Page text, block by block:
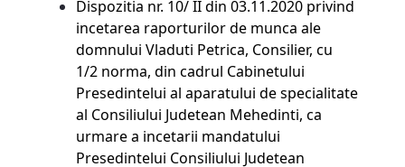
Dispozitia nr. 10/ II din 03.11.2020 privind
incetarea raporturilor de munca ale
domnului Vladuti Petrica, Consilier, cu
1/2 norma, din cadrul Cabinetului
Presedintelui al aparatului de specialitate
al Consiliului Judetean Mehedinti, ca
urmare a incetarii mandatului
Presedintelui Consiliului Judetean